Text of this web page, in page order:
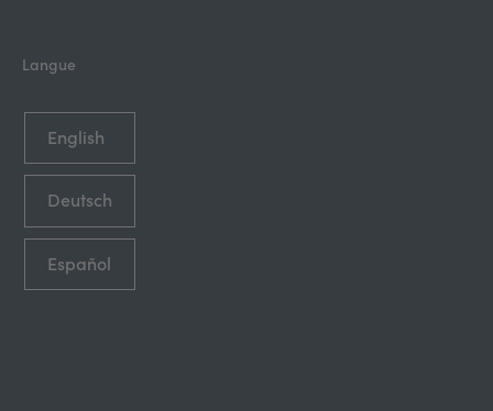
Langue
English
Deutsch
Español